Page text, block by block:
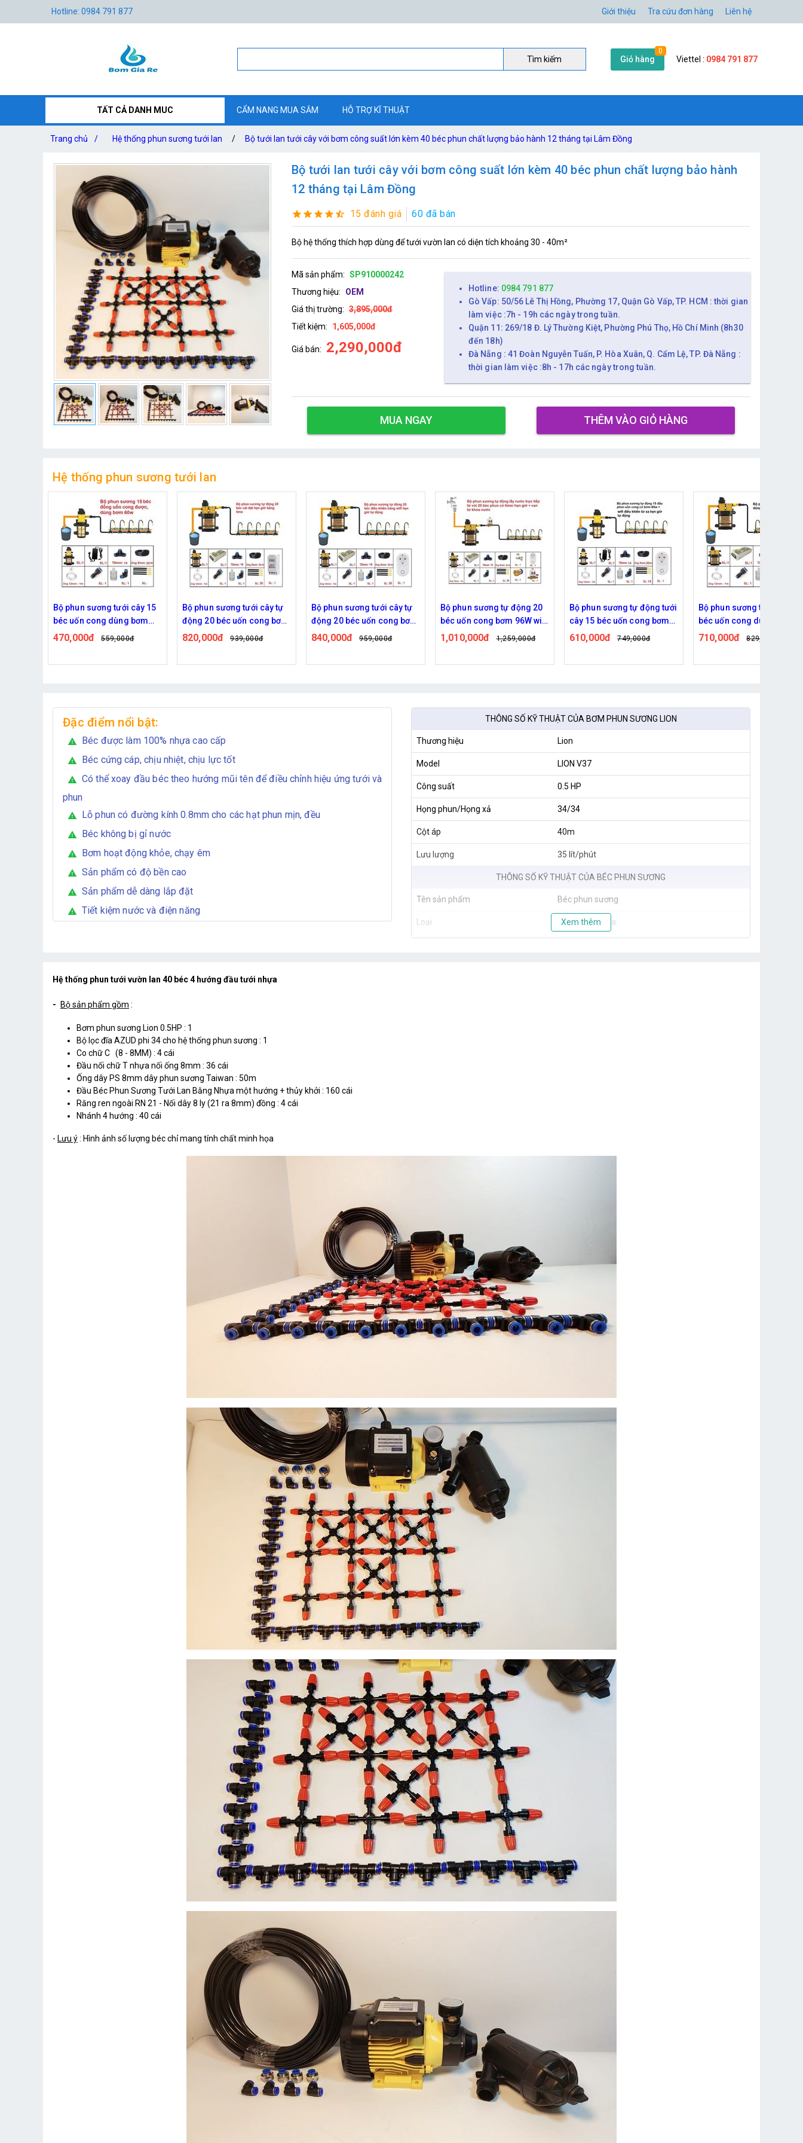
Hotline: 0984 791 877 Giới thiệu Tra cứu đơn hàng Liên hệ
Tìm kiếm Giỏ hàng
0
Viettel : 0984 791 877
TẤT CẢ DANH MUC CẨM NANG MUA SẮM HỖ TRỢ KĨ THUẬT
Trang chủ / Hệ thống phun sương tưới lan / Bộ tưới lan tưới cây với bơm công suất lớn kèm 40 béc phun chất lượng bảo hành 12 tháng tại Lâm Đồng
Bộ tưới lan tưới cây với bơm công suất lớn kèm 40 béc phun chất lượng bảo hành
12 tháng tại Lâm Đồng
15 đánh giá 60 đã bán
Bộ hệ thống thích hợp dùng để tưới vườn lan có diện tích khoảng 30 - 40m²
Mã sản phẩm: SP910000242
Thương hiệu:
OEM
Giá thị trường: 3,895,000đ
Tiết kiệm:
1,605,000đ
Giá bán: 2,290,000đ
Hotline: 0984 791 877
Gò Vấp: 50/56 Lê Thị Hồng, Phường 17, Quận Gò Vấp, TP. HCM : thời gian
làm việc :7h - 19h các ngày trong tuần.
Quận 11: 269/18 Đ. Lý Thường Kiệt, Phường Phú Thọ, Hồ Chí Minh (8h30
đến 18h)
Đà Nẵng : 41 Đoàn Nguyễn Tuấn, P. Hòa Xuân, Q. Cẩm Lệ, TP. Đà Nẵng :
thời gian làm việc :8h - 17h các ngày trong tuần.
MUA NGAY THÊM VÀO GIỎ HÀNG
Hệ thống phun sương tưới lan
Bộ phun sương tưới cây 15
béc uốn cong dùng bơm
60w
470,000đ 559,000đ
Bộ phun sương tưới cây tự
động 20 béc uốn cong bơm
đôi 96w time
820,000đ 939,000đ
Bộ phun sương tưới cây tự
động 20 béc uốn cong bơm
đôi 96w điều khiển bằng
840,000đ 959,000đ
Bộ phun sương tự động 20
béc uốn cong bơm 96W wifi
van từ ren 21 ra 12mm
1,010,000đ 1,259,000đ
Bộ phun sương tự động tưới
cây 15 béc uốn cong bơm
60w kết nối wifi
610,000đ 749,000đ
Bộ phun sương tưới cây 20
béc uốn cong dùng bơm
đôi 96w
710,000đ 829,000đ
Đặc điểm nổi bật:
warning Béc được làm 100% nhựa cao cấp
warning Béc cứng cáp, chịu nhiệt, chịu lực tốt
warning
Có thể xoay đầu béc theo hướng mũi tên để điều chỉnh hiệu ứng tưới và
phun
warning Lỗ phun có đường kính 0.8mm cho các hạt phun mịn, đều
warning Béc không bị gỉ nước
warning Bơm hoạt động khỏe, chạy êm
warning Sản phẩm có độ bền cao
warning Sản phẩm dễ dàng lắp đặt
warning Tiết kiệm nước và điện năng
THÔNG SỐ KỸ THUẬT CỦA BƠM PHUN SƯƠNG LION
Thương hiệu Lion
Model LION V37
Công suất 0.5 HP
Họng phun/Họng xả 34/34
Cột áp 40m
Lưu lượng 35 lít/phút
THÔNG SỐ KỸ THUẬT CỦA BÉC PHUN SƯƠNG
Tên sản phẩm Béc phun sương
Loại 1 Hướng - Nhựa
Xem thêm
Hệ thống phun tưới vườn lan 40 béc 4 hướng đầu tưới nhựa
- Bộ sản phẩm gồm :
Bơm phun sương Lion 0.5HP : 1
Bộ lọc đĩa AZUD phi 34 cho hệ thống phun sương : 1
Co chữ C (8 - 8MM) : 4 cái
Đầu nối chữ T nhựa nối ống 8mm : 36 cái
Ống dây PS 8mm dây phun sương Taiwan : 50m
Đầu Béc Phun Sương Tưới Lan Bằng Nhựa một hướng + thủy khởi : 160 cái
Răng ren ngoài RN 21 - Nối dây 8 ly (21 ra 8mm) đồng : 4 cái
Nhánh 4 hướng : 40 cái
- Lưu ý: Hình ảnh số lượng béc chỉ mang tính chất minh họa